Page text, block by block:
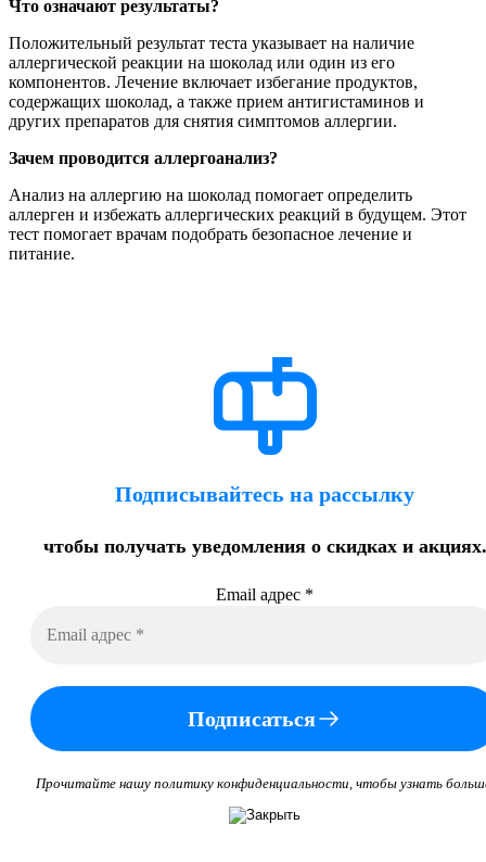
Что означают результаты?
Положительный результат теста указывает на наличие
аллергической реакции на шоколад или один из его
компонентов. Лечение включает избегание продуктов,
содержащих шоколад, а также прием антигистаминов и
других препаратов для снятия симптомов аллергии.
Зачем проводится аллергоанализ?
Анализ на аллергию на шоколад помогает определить
аллерген и избежать аллергических реакций в будущем. Этот
тест помогает врачам подобрать безопасное лечение и
питание.
Подписывайтесь на рассылку
чтобы получать уведомления о скидках и акциях.
Email адрес *
Подписаться
Прочитайте нашу политику конфиденциальности, чтобы узнать